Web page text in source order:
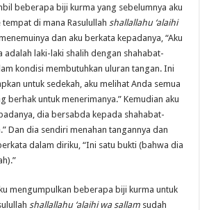
beberapa biji kurma yang sebelumnya aku
di mana Rasulullah shallallahu ‘alaihi
dan aku berkata kepadanya, “Aku
adalah laki-laki shalih dengan shahabat-
kondisi membutuhkan uluran tangan. Ini
untuk sedekah, aku melihat Anda semua
berhak untuk menerimanya.” Kemudian aku
dia bersabda kepada shahabat-
Dan dia sendiri menahan tangannya dan
dalam diriku, “Ini satu bukti (bahwa dia
mengumpulkan beberapa biji kurma untuk
shallallahu ‘alaihi wa sallam sudah